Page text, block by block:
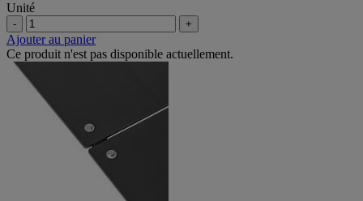
Unité
- +
Ajouter au panier
Ce produit n'est pas disponible actuellement.